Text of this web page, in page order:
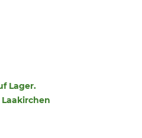
Lager.